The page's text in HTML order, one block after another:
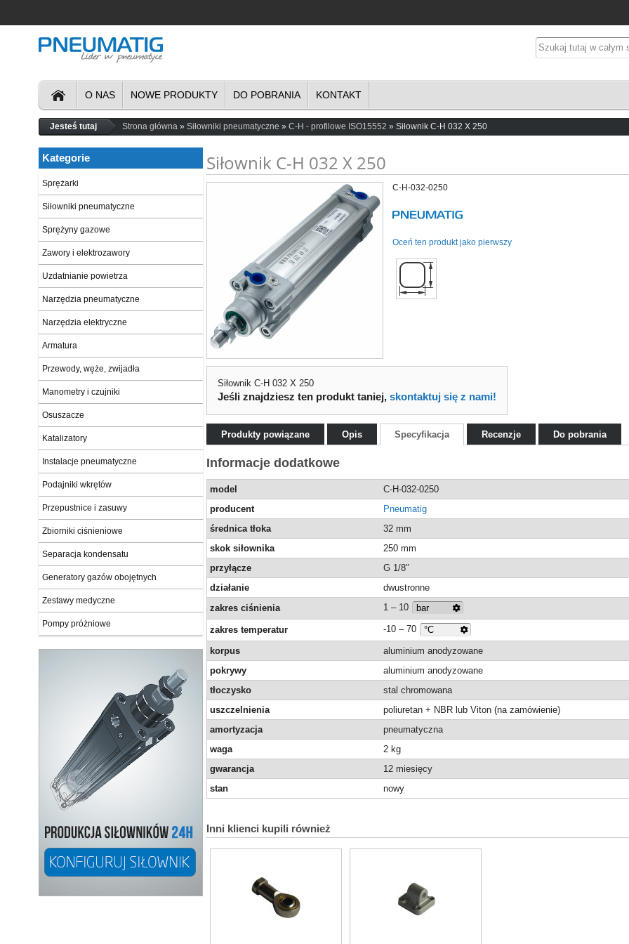
O NAS NOWE PRODUKTY DO POBRANIA KONTAKT
Jesteś tutaj Strona główna Siłowniki pneumatyczne C-H - profilowe ISO15552 Siłownik C-H 032 X 250
Siłownik C-H 032 X 250
C-H-032-0250
Oceń ten produkt jako pierwszy
Siłownik C-H 032 X 250
Jeśli znajdziesz ten produkt taniej,skontaktuj się z nami!
Produkty powiązane Opis Specyfikacja Recenzje Do pobrania
Informacje dodatkowe
model
C-H-032-0250
producent
Pneumatig
średnica tłoka
32 mm
skok siłownika
250 mm
przyłącze
G 1/8″
działanie
dwustronne
zakres ciśnienia
1 – 10
zakres temperatur -10 – 70
korpus
aluminium anodyzowane
pokrywy
aluminium anodyzowane
tłoczysko
stal chromowana
uszczelnienia
poliuretan + NBR lub Viton (na zamówienie)
amortyzacja
pneumatyczna
waga
2 kg
gwarancja
12 miesięcy
stan
nowy
Inni klienci kupili również
Kategorie
Sprężarki
Siłowniki pneumatyczne
Sprężyny gazowe
Zawory i elektrozawory
Uzdatnianie powietrza
Narzędzia pneumatyczne
Narzędzia elektryczne
Armatura
Przewody, węże, zwijadła
Manometry i czujniki
Osuszacze
Katalizatory
Instalacje pneumatyczne
Podajniki wkrętów
Przepustnice i zasuwy
Zbiorniki ciśnieniowe
Separacja kondensatu
Generatory gazów obojętnych
Zestawy medyczne
Pompy próżniowe